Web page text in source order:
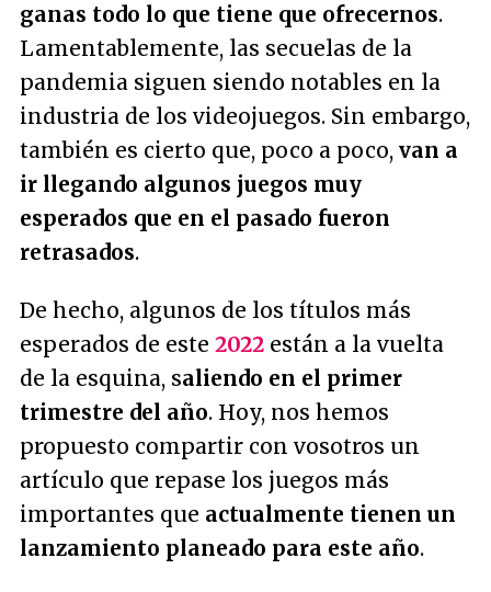
ganas todo lo que tiene que ofrecernos.
Lamentablemente, las secuelas de la
pandemia siguen siendo notables en la
industria de los videojuegos. Sin embargo,
también es cierto que, poco a poco, van a
ir llegando algunos juegos muy
esperados que en el pasado fueron
retrasados.
De hecho, algunos de los títulos más
esperados de este 2022 están a la vuelta
de la esquina, saliendo en el primer
trimestre del año. Hoy, nos hemos
propuesto compartir con vosotros un
artículo que repase los juegos más
importantes que actualmente tienen un
lanzamiento planeado para este año.